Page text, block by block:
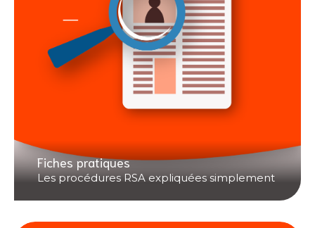
Fiches pratiques
Les procédures RSA expliquées simplement